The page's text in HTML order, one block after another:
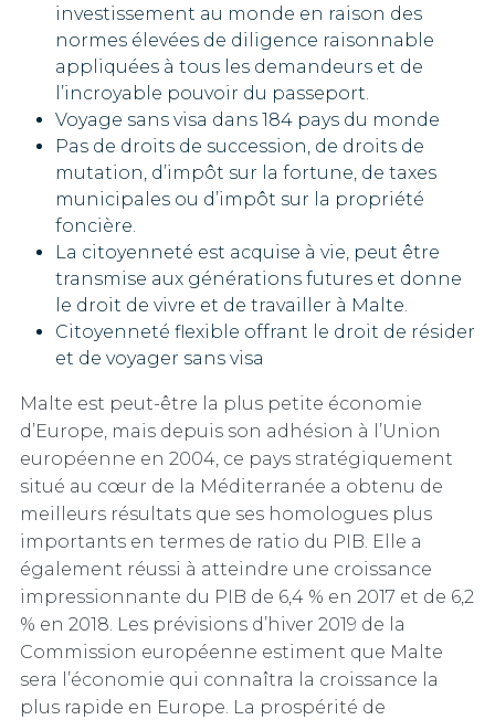
investissement au monde en raison des
normes élevées de diligence raisonnable
appliquées à tous les demandeurs et de
l’incroyable pouvoir du passeport.
Voyage sans visa dans 184 pays du monde
Pas de droits de succession, de droits de
mutation, d’impôt sur la fortune, de taxes
municipales ou d’impôt sur la propriété
foncière.
La citoyenneté est acquise à vie, peut être
transmise aux générations futures et donne
le droit de vivre et de travailler à Malte.
Citoyenneté flexible offrant le droit de résider
et de voyager sans visa
Malte est peut-être la plus petite économie
d’Europe, mais depuis son adhésion à l’Union
européenne en 2004, ce pays stratégiquement
situé au cœur de la Méditerranée a obtenu de
meilleurs résultats que ses homologues plus
importants en termes de ratio du PIB. Elle a
également réussi à atteindre une croissance
impressionnante du PIB de 6,4 % en 2017 et de 6,2
% en 2018. Les prévisions d’hiver 2019 de la
Commission européenne estiment que Malte
sera l’économie qui connaîtra la croissance la
plus rapide en Europe. La prospérité de